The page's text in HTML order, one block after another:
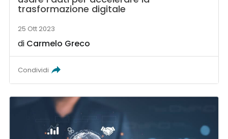
trasformazione digitale
25 Ott 2023
di Carmelo Greco
Condividi